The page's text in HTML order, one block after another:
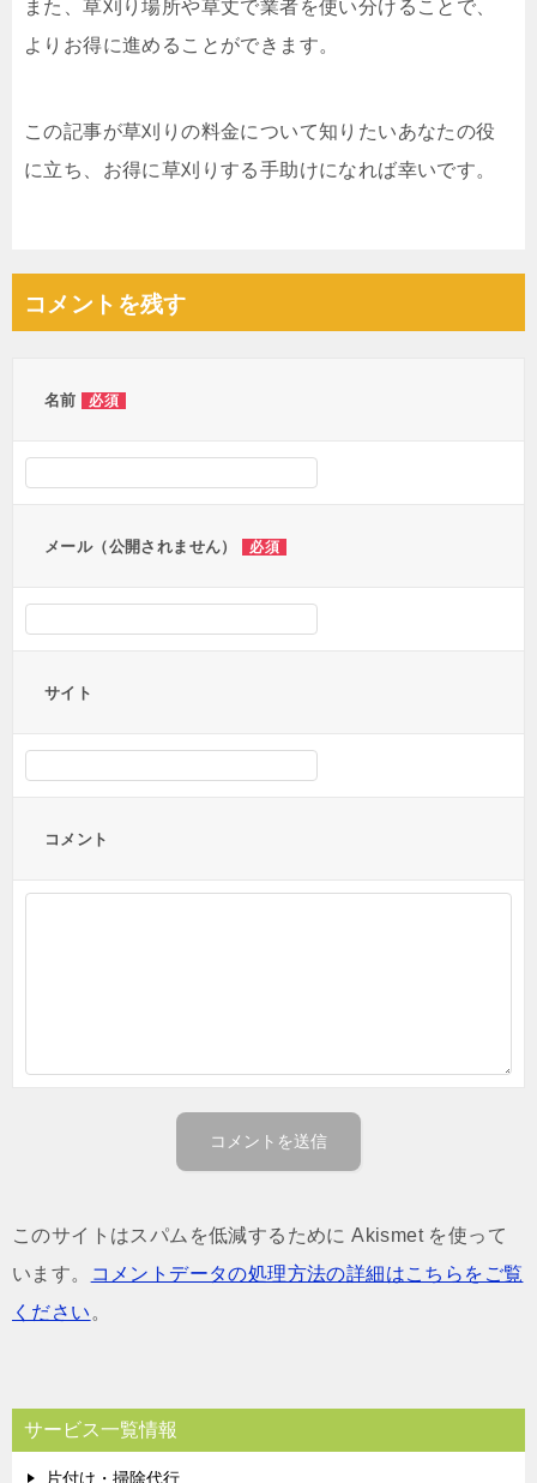
また、草刈り場所や草丈で業者を使い分けることで、
よりお得に進めることができます。
この記事が草刈りの料金について知りたいあなたの役
に立ち、お得に草刈りする手助けになれば幸いです。
コメントを残す
名前 必須
メール（公開されません） 必須
サイト
コメント
このサイトはスパムを低減するために Akismet を使って
います。
コメントデータの処理方法の詳細はこちらをご覧
ください 。
サービス一覧情報
片付け・掃除代行